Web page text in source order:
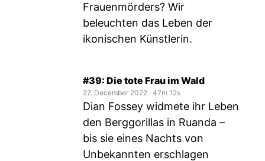
Frauenmörders? Wir
beleuchten das Leben der
ikonischen Künstlerin.
#39: Die tote Frau im Wald
27. December 2022 ‧ 47m 12s
Dian Fossey widmete ihr Leben
den Berggorillas in Ruanda –
bis sie eines Nachts von
Unbekannten erschlagen